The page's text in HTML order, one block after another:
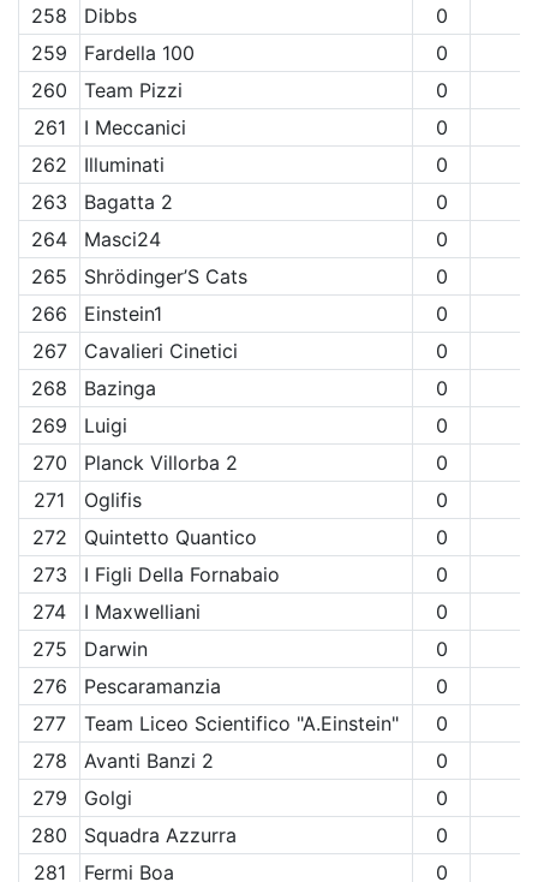
258
Dibbs
0
259
Fardella 100
0
260
Team Pizzi
0
261
I Meccanici
0
262
Illuminati
0
263
Bagatta 2
0
264
Masci24
0
265
Shrödinger’S Cats
0
266
Einstein1
0
267
Cavalieri Cinetici
0
268
Bazinga
0
269
Luigi
0
270
Planck Villorba 2
0
271
Oglifis
0
272
Quintetto Quantico
0
273
I Figli Della Fornabaio
0
274
I Maxwelliani
0
275
Darwin
0
276
Pescaramanzia
0
277
Team Liceo Scientifico "A.Einstein"
0
278
Avanti Banzi 2
0
279
Golgi
0
280
Squadra Azzurra
0
281
Fermi Boa 0